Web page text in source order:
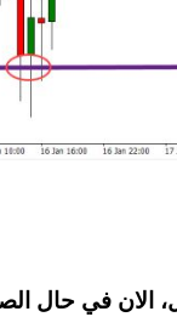
الان في حال